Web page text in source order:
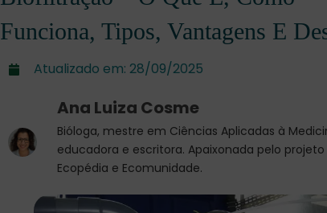
Funciona, Tipos, Vantagens E
Atualizado em: 28/09/2025
Ana Luiza Cosme
Bióloga, mestre em Ciências Aplicadas à
educadora e escritora. Apaixonada pelo projeto
Ecopédia e Ecomunidade.